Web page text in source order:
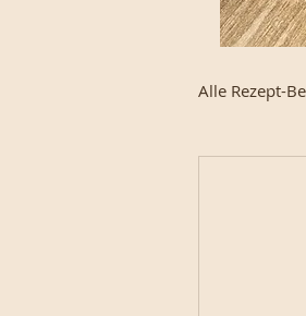
Alle Rezept-